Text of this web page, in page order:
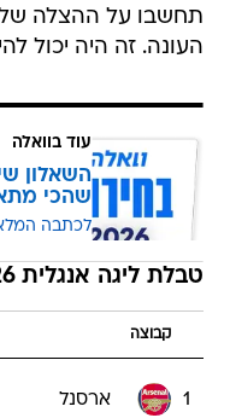
תחשבו על ההצלה של
העונה. זה היה יכול
עוד בוואלה
השאלון
שהכי
לכתבה
טבלת ליגה אנגלית 2025/26
קבוצה
1 ארסנל